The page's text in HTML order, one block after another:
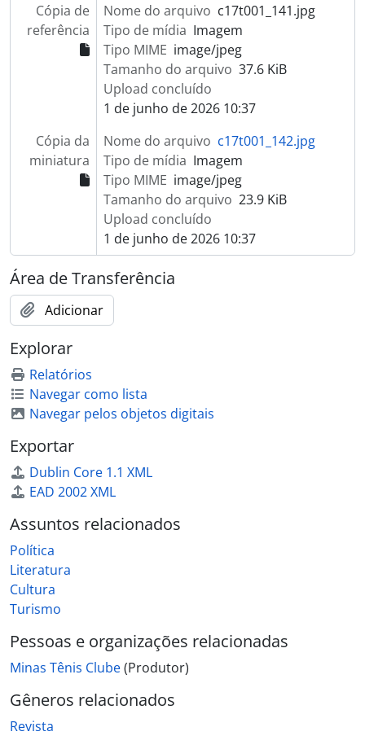
Cópia de
referência
Nome do arquivo c17t001_141.jpg
Tipo de mídia Imagem
Tipo MIME image/jpeg
Tamanho do arquivo 37.6 KiB
Upload concluído
1 de junho de 2026 10:37
Cópia da
miniatura
Nome do arquivo c17t001_142.jpg
Tipo de mídia Imagem
Tipo MIME image/jpeg
Tamanho do arquivo 23.9 KiB
Upload concluído
1 de junho de 2026 10:37
Área de Transferência
Adicionar
Explorar
Relatórios
Navegar como lista
Navegar pelos objetos digitais
Exportar
Dublin Core 1.1 XML
EAD 2002 XML
Assuntos relacionados
Política
Literatura
Cultura
Turismo
Pessoas e organizações relacionadas
Minas Tênis Clube(Produtor)
Gêneros relacionados
Revista